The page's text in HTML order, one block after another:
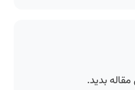
بدید.